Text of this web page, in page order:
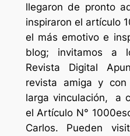
llegaron de pronto
inspiraron el artículo
el más emotivo e
blog; invitamos a
Revista Digital
revista amiga y
larga vinculación, a
el Artículo N°
Carlos. Pueden